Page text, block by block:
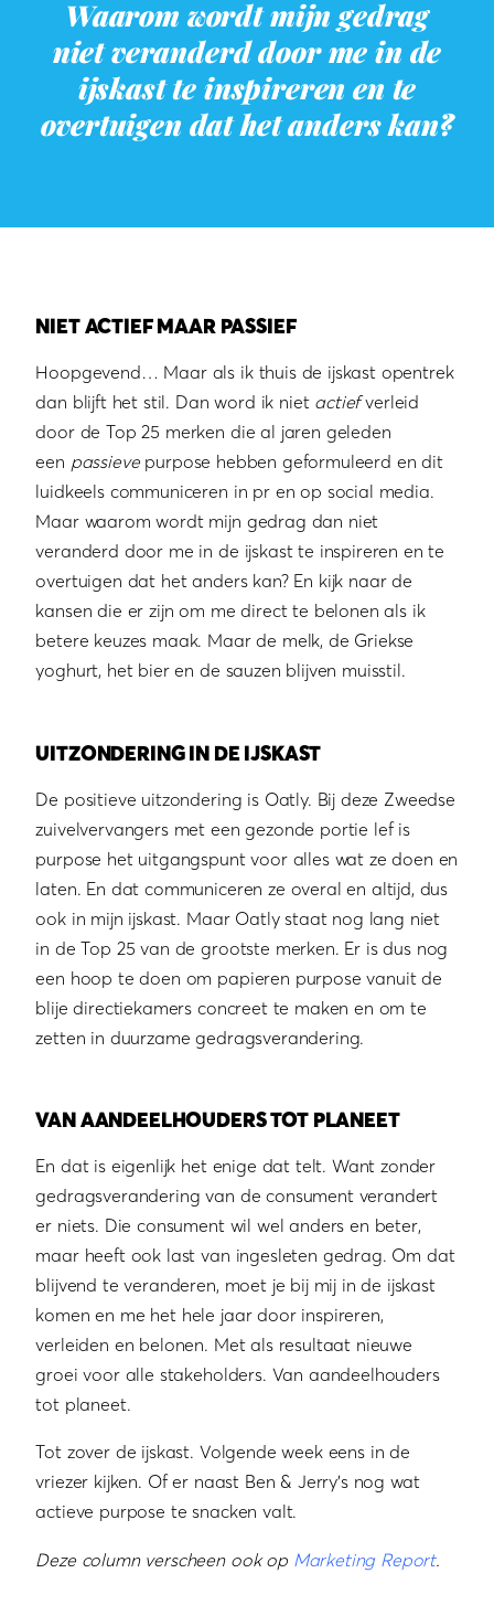
Waarom wordt mijn gedrag
niet veranderd door me in de
ijskast te inspireren en te
overtuigen dat het anders kan?
NIET ACTIEF MAAR PASSIEF
Hoopgevend… Maar als ik thuis de ijskast opentrek
dan blijft het stil. Dan word ik niet actiefverleid
door de Top 25 merken die al jaren geleden
een passievepurpose hebben geformuleerd en dit
luidkeels communiceren in pr en op social media.
Maar waarom wordt mijn gedrag dan niet
veranderd door me in de ijskast te inspireren en te
overtuigen dat het anders kan? En kijk naar de
kansen die er zijn om me direct te belonen als ik
betere keuzes maak. Maar de melk, de Griekse
yoghurt, het bier en de sauzen blijven muisstil.
UITZONDERING IN DE IJSKAST
De positieve uitzondering is Oatly. Bij deze Zweedse
zuivelvervangers met een gezonde portie lef is
purpose het uitgangspunt voor alles wat ze doen en
laten. En dat communiceren ze overal en altijd, dus
ook in mijn ijskast. Maar Oatly staat nog lang niet
in de Top 25 van de grootste merken. Er is dus nog
een hoop te doen om papieren purpose vanuit de
blije directiekamers concreet te maken en om te
zetten in duurzame gedragsverandering.
VAN AANDEELHOUDERS TOT PLANEET
En dat is eigenlijk het enige dat telt. Want zonder
gedragsverandering van de consument verandert
er niets. Die consument wil wel anders en beter,
maar heeft ook last van ingesleten gedrag. Om dat
blijvend te veranderen, moet je bij mij in de ijskast
komen en me het hele jaar door inspireren,
verleiden en belonen. Met als resultaat nieuwe
groei voor alle stakeholders. Van aandeelhouders
tot planeet.
Tot zover de ijskast. Volgende week eens in de
vriezer kijken. Of er naast Ben & Jerry’s nog wat
actieve purpose te snacken valt.
Deze column verscheen ook op Marketing Report.